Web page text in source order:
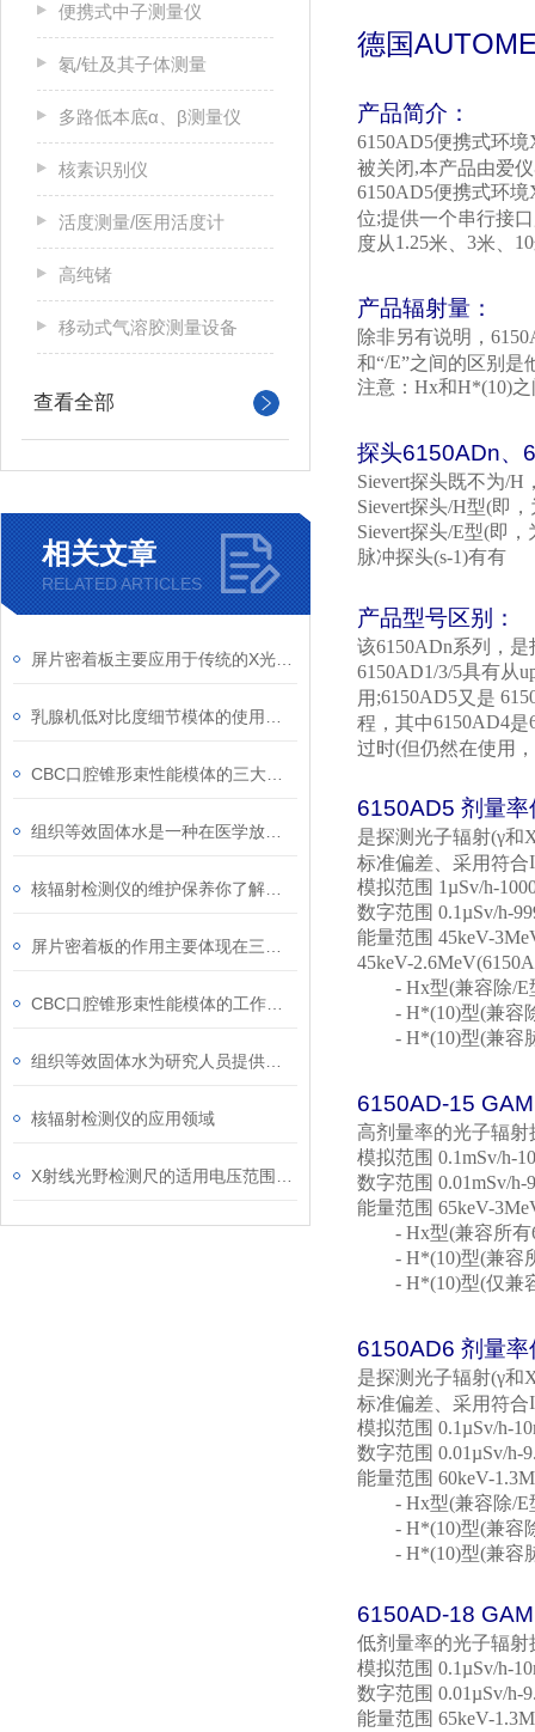
便携式中子测量仪
氡/钍及其子体测量
多路低本底α、β测量仪
核素识别仪
活度测量/医用活度计
高纯锗
移动式气溶胶测量设备
查看全部
相关文章
RELATED ARTICLES
核辐射检测仪的应用领域
德国
产品简介：
6150AD5便携式环境
被关闭,本产品由爱
6150AD5便携式环境
位;提供一个串行接
度从 1.25米、 3米、 10
产品辐射量：
除非另有说明，
和“/E”之间的区别是
注意： Hx和H*(10)
探头6150ADn、
Sievert探头既不为/H
Sievert探头/H型(即，
Sievert探头/E型(即，
脉冲探头(s-1)有有
产品型号区别：
该6150ADn系列，是
6150AD1/3/5具有从
用 ;6150AD5又是
程，其中6150AD4是
过时(但仍然在使用
6150AD5 剂量率
是探测光子辐射(γ和
标准偏差、采用符合
模拟范围 1µSv/h-
数字范围 0.1µSv/h-
能量范围 45keV-
45keV-
- Hx型(兼容除/E
- H*(10)型(兼容
- H*(10)型(兼容
6150AD-15
高剂量率的光子辐射
模拟范围 0.1mSv/h-
数字范围 0.01mSv/h-
能量范围 65keV-
- Hx型(兼容所有
- H*(10)型(兼容
- H*(10)型(仅兼
6150AD6 剂量率
是探测光子辐射(γ和
标准偏差、采用符合
模拟范围 0.1µSv/h-
数字范围 0.01µSv/h-
能量范围 60keV-
- Hx型(兼容除/E
- H*(10)型(兼容
- H*(10)型(兼容
6150AD-18
低剂量率的光子辐射
模拟范围 0.1µSv/h-
数字范围 0.01µSv/h-
能量范围 65keV-